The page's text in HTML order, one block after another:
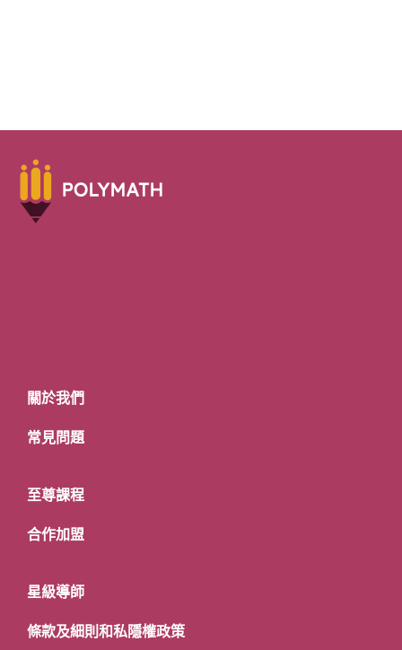
關於我們
常見問題
至尊課程
合作加盟
星級導師
條款及細則和私隱權政策